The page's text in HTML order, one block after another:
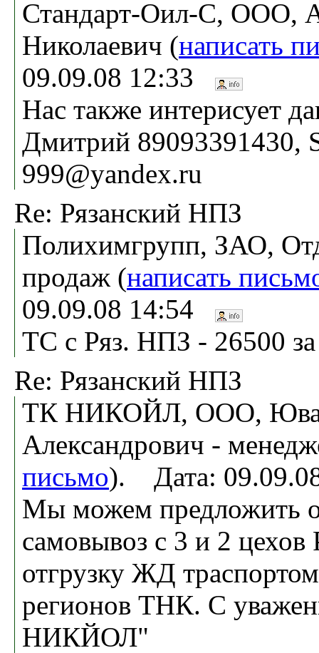
Стандарт-Оил-С, ООО,
Николаевич (написать
09.09.08 12:33
Нас также интерисует
Дмитрий 89093391430,
999@yandex.ru
Re: Рязанский НПЗ
Полихимгрупп, ЗАО,
продаж (написать
09.09.08 14:54
ТС с Ряз. НПЗ - 26500
Re: Рязанский НПЗ
ТК НИКОЙЛ, ООО,
Александрович -
письмо). Дата:
Мы можем предложить
самовывоз с 3 и 2
отгрузку ЖД
регионов ТНК. С
НИКЙОЛ"